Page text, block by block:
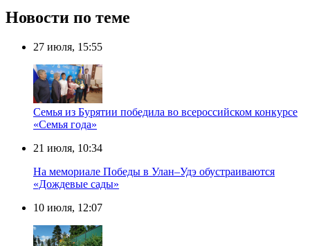
Новости по теме
27 июля, 15:55
Семья из Бурятии победила во всероссийском конкурсе
«Семья года»
21 июля, 10:34
На мемориале Победы в Улан–Удэ обустраиваются
«Дождевые сады»
10 июля, 12:07